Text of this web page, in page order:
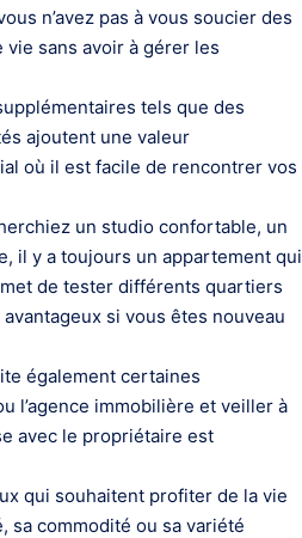
n’avez pas à vous soucier des
sans avoir à gérer les
tels que des
ajoutent une valeur
où il est facile de rencontrer vos
un studio confortable, un
il y a toujours un appartement qui
de tester différents quartiers
si vous êtes nouveau
également certaines
l’agence immobilière et veiller à
avec le propriétaire est
qui souhaitent profiter de la vie
sa commodité ou sa variété